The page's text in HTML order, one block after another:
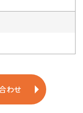
わせ